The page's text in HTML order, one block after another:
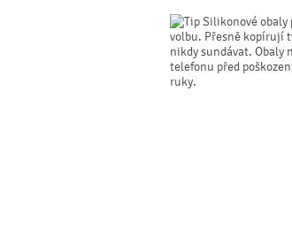
Silikonové
volbu. Přesně kopírují
nikdy sundávat.
telefonu před
ruky.